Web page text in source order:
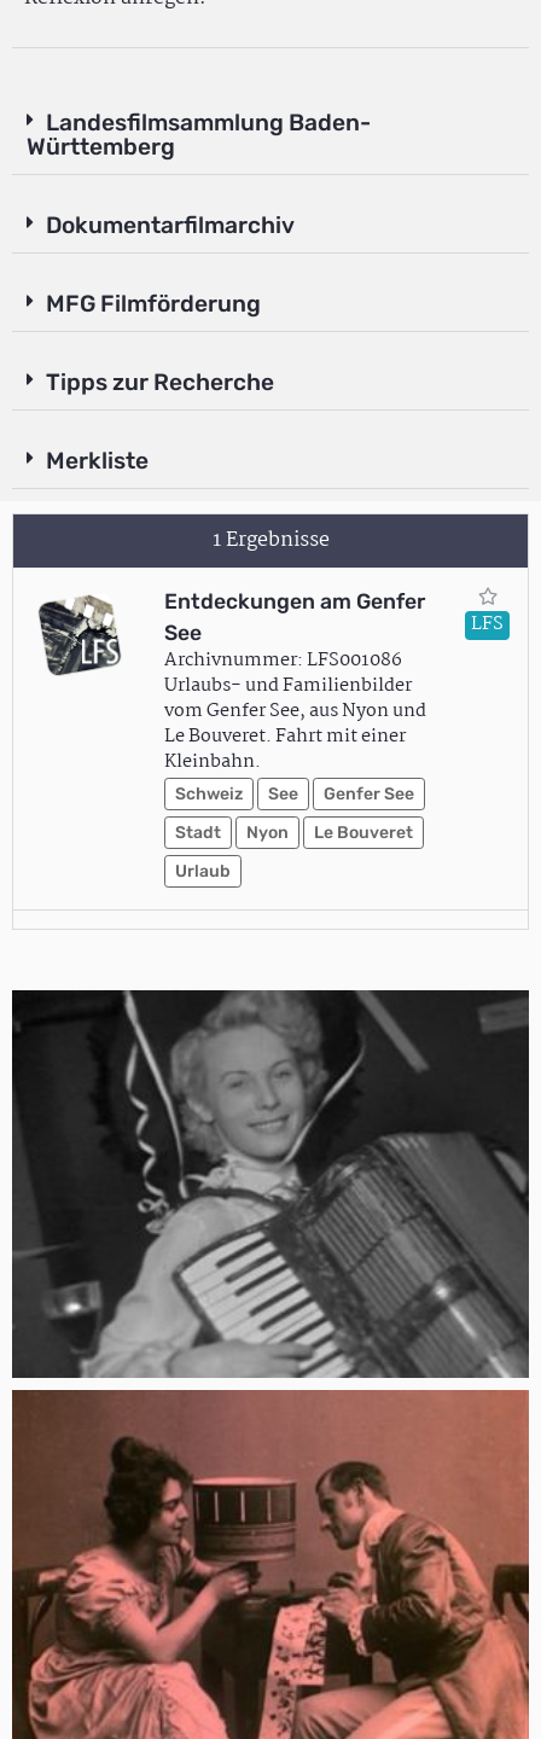
Landesfilmsammlung Baden-
Württemberg
Dokumentarfilmarchiv
MFG Filmförderung
Tipps zur Recherche
Merkliste
1 Ergebnisse
Entdeckungen am Genfer
See
Archivnummer: LFS001086
Urlaubs- und Familienbilder
vom Genfer See, aus Nyon und
Le Bouveret. Fahrt mit einer
Kleinbahn.
Schweiz See
Genfer See
Stadt
Nyon
Le Bouveret
Urlaub
LFS